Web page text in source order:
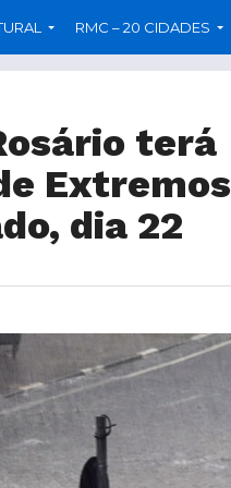
RMC – 20 CIDADES
terá
Extremos
dia 22